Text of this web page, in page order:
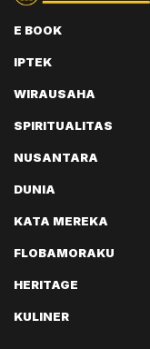
E BOOK
IPTEK
WIRAUSAHA
SPIRITUALITAS
NUSANTARA
DUNIA
KATA MEREKA
FLOBAMORAKU
HERITAGE
KULINER